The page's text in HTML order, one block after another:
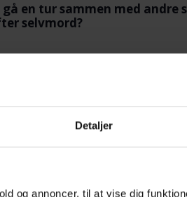
Detaljer
og annoncer, til at vise dig
en tur sammen med
selvmord?
og Ole ved
giver god mulighed for et
tabu.
i 1 ½ – 2 timer, og vi går